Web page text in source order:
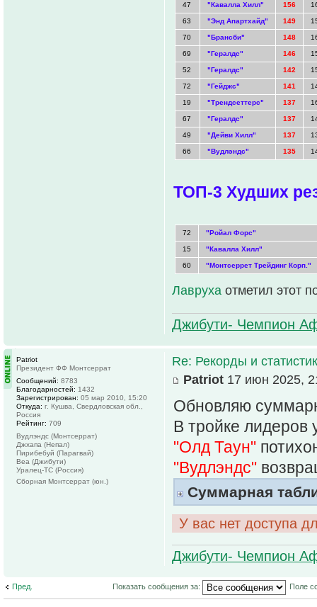
47 "Кавалла Хилл" 156
63 "Энд Апартхайд" 149
70 "Брансби" 148
69 "Гералдс" 146
52 "Гералдс" 142
72 "Гейджс" 141
19 "Трендсеттерс" 137
67 "Гералдс" 137
49 "Дейви Хилл" 137
66 "Вудлэндс" 135
ТОП-3 Худших
72 "Ройал Форс"
15 "Кавалла Хилл"
60 "Монтсеррет Трейдинг Корп."
Лавруха отметил этот
Джибути- Чемпион
Re: Рекорды и
Patriot 17 июн 2025,
Обновляю
В тройке лидеров
"Олд Таун"
"Вудлэндс"
Суммарная
У вас нет доступа
Джибути- Чемпион
Patriot
Президент ФФ Монтсеррат
Сообщений: 8783
Благодарностей: 1432
Зарегистрирован: 05 мар 2010, 15:20
Откуда: г. Кушва, Свердловская обл.,
Россия
Рейтинг: 709
Вудлэндс (Монтсеррат)
Джхапа (Непал)
Пирибебуй (Парагвай)
Веа (Джибути)
Уралец-ТС (Россия)
Сборная Монтсеррат (юн.)
Пред. Показать сообщения за: Поле